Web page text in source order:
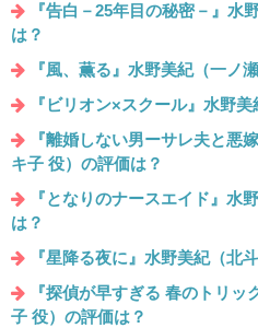
『告白－25年目の秘密－』水
は？
『風、薫る』水野美紀（一ノ
『ビリオン×スクール』水野
『離婚しない男ーサレ夫と悪
キ子 役）の評価は？
『となりのナースエイド』水
は？
『星降る夜に』水野美紀（北
『探偵が早すぎる 春のトリ
子 役）の評価は？